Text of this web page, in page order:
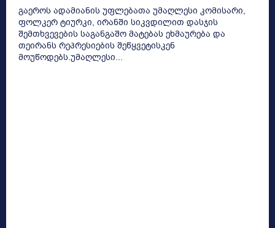
გაეროს ადამიანის უფლებათა უმაღლესი კომისარი,
ფოლკერ ტიურკი, ირანში სიკვდილით დასჯის
შემთხვევების საგანგაშო მატებას ეხმაურება და
თეირანს რეპრესიების შეწყვეტისკენ
მოუწოდებს.უმაღლესი...